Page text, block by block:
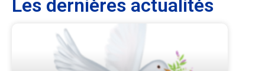
Les dernières actualités